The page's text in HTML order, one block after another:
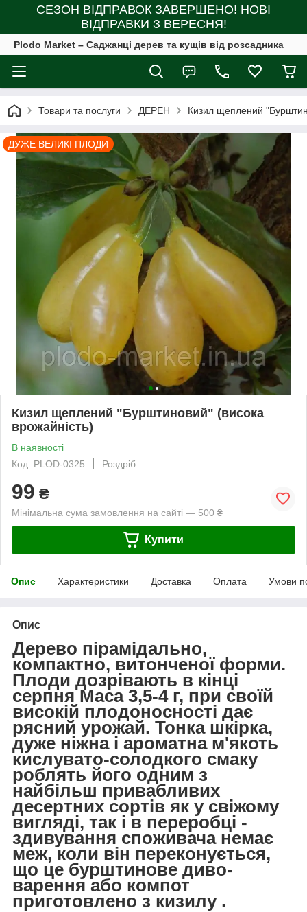
СЕЗОН ВІДПРАВОК ЗАВЕРШЕНО! НОВІ
ВІДПРАВКИ З ВЕРЕСНЯ!
Plodo Market – Саджанці дерев та кущів від розсадника
Товари та послуги ДЕРЕН Кизил щеплений
ДУЖЕ ВЕЛИКІ ПЛОДИ
Кизил щеплений "Бурштиновий" (висока
врожайність)
В наявності
Код: PLOD-0325
Роздріб
99 ₴
Мінімальна сума замовлення на сайті — 500 ₴
Купити
Опис Характеристики Доставка Оплата Умови
Опис
Дерево пірамідально,
компактно, витонченої форми.
Плоди дозрівають в кінці
серпня Маса 3,5-4 г, при своїй
високій плодоносності дає
рясний урожай. Тонка шкірка,
дуже ніжна і ароматна м'якоть
кислувато-солодкого смаку
роблять його одним з
найбільш привабливих
десертних сортів як у свіжому
вигляді, так і в переробці -
здивування споживача немає
меж, коли він переконується,
що це бурштинове диво-
варення або компот
приготовлено з кизилу .